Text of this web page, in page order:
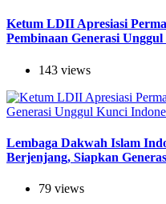
Ketum LDII Apresiasi
Pembinaan Generasi
143 views
Lembaga Dakwah Islam
Berjenjang, Siapkan
79 views